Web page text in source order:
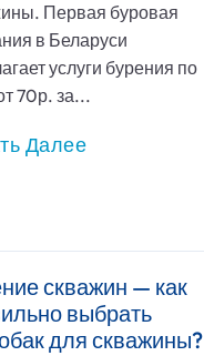
Первая буровая
в Беларуси
услуги бурения по
70р. за...
Далее
скважин — как
выбрать
для скважины?